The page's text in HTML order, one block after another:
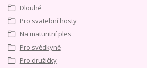
Dlouhé
Pro svatební hosty
Na maturitní ples
Pro svědkyně
Pro družičky